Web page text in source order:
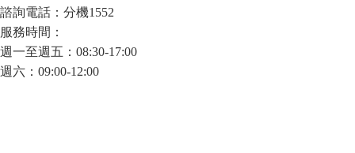
諮詢電話：分機1552
服務時間：
週一至週五：08:30-17:00
週六：09:00-12:00